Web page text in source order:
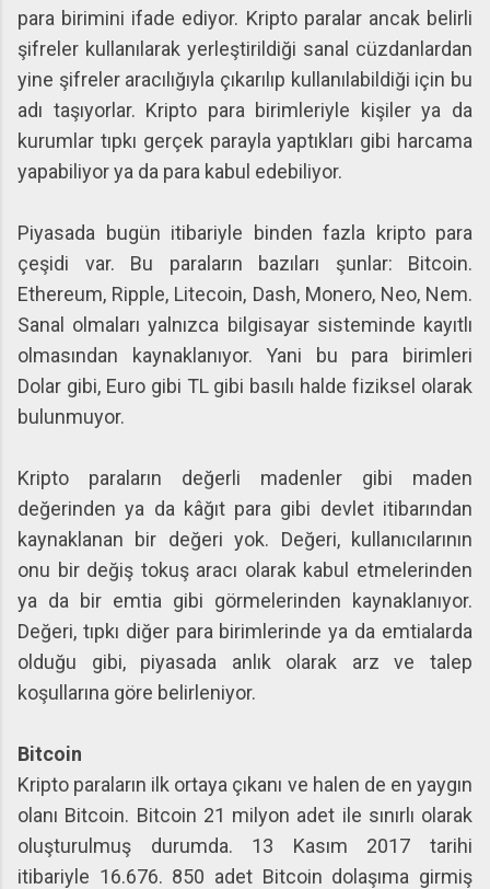
para birimini ifade ediyor. Kripto paralar ancak belirli
şifreler kullanılarak yerleştirildiği sanal cüzdanlardan
yine şifreler aracılığıyla çıkarılıp kullanılabildiği için bu
adı taşıyorlar. Kripto para birimleriyle kişiler ya da
kurumlar tıpkı gerçek parayla yaptıkları gibi harcama
yapabiliyor ya da para kabul edebiliyor.
Piyasada bugün itibariyle binden fazla kripto para
çeşidi var. Bu paraların bazıları şunlar: Bitcoin.
Ethereum, Ripple, Litecoin, Dash, Monero, Neo, Nem.
Sanal olmaları yalnızca bilgisayar sisteminde kayıtlı
olmasından kaynaklanıyor. Yani bu para birimleri
Dolar gibi, Euro gibi TL gibi basılı halde fiziksel olarak
bulunmuyor.
Kripto paraların değerli madenler gibi maden
değerinden ya da kâğıt para gibi devlet itibarından
kaynaklanan bir değeri yok. Değeri, kullanıcılarının
onu bir değiş tokuş aracı olarak kabul etmelerinden
ya da bir emtia gibi görmelerinden kaynaklanıyor.
Değeri, tıpkı diğer para birimlerinde ya da emtialarda
olduğu gibi, piyasada anlık olarak arz ve talep
koşullarına göre belirleniyor.
Bitcoin
Kripto paraların ilk ortaya çıkanı ve halen de en yaygın
olanı Bitcoin. Bitcoin 21 milyon adet ile sınırlı olarak
oluşturulmuş durumda. 13 Kasım 2017 tarihi
itibariyle 16.676. 850 adet Bitcoin dolaşıma girmiş